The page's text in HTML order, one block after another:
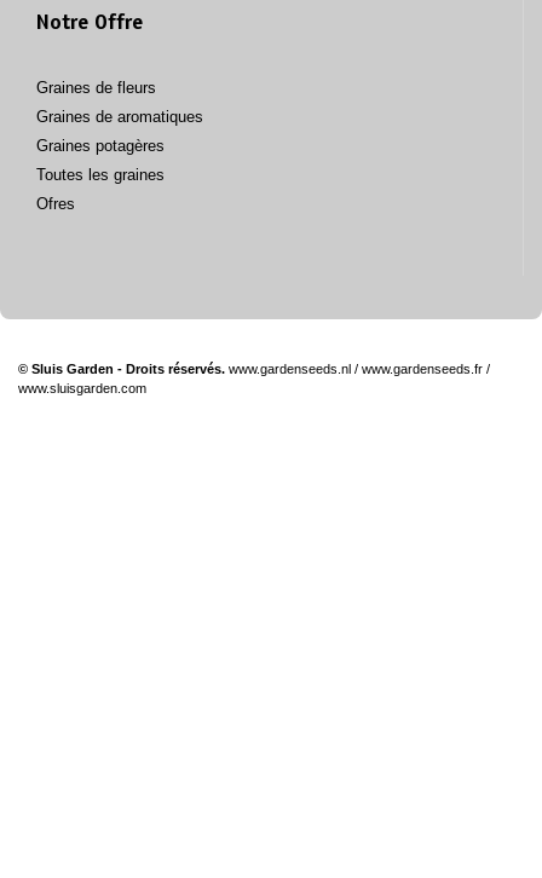
Notre Offre
Graines de fleurs
Graines de aromatiques
Graines potagères
Toutes les graines
Ofres
© Sluis Garden - Droits réservés. www.gardenseeds.nl / www.gardenseeds.fr /
www.sluisgarden.com